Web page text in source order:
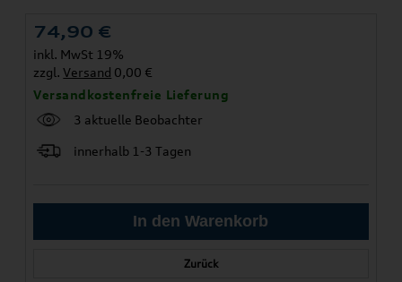
74,90 €
inkl. MwSt 19%
zzgl.Versand 0,00 €
Versandkostenfreie Lieferung
3 aktuelle Beobachter
innerhalb 1-3 Tagen
Zurück